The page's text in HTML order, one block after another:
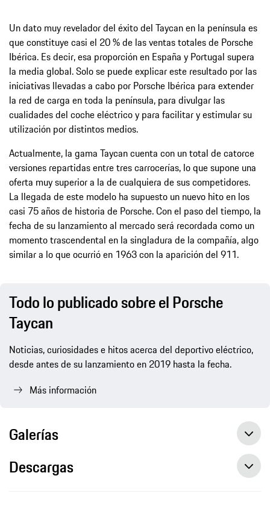
Un dato muy revelador del éxito del Taycan en la península es
que constituye casi el 20 % de las ventas totales de Porsche
Ibérica. Es decir, esa proporción en España y Portugal supera
la media global. Solo se puede explicar este resultado por las
iniciativas llevadas a cabo por Porsche Ibérica para extender
la red de carga en toda la península, para divulgar las
cualidades del coche eléctrico y para facilitar y estimular su
utilización por distintos medios.
Actualmente, la gama Taycan cuenta con un total de catorce
versiones repartidas entre tres carrocerías, lo que supone una
oferta muy superior a la de cualquiera de sus competidores.
La llegada de este modelo ha supuesto un nuevo hito en los
casi 75 años de historia de Porsche. Con el paso del tiempo, la
fecha de su lanzamiento al mercado será recordada como un
momento trascendental en la singladura de la compañía, algo
similar a lo que ocurrió en 1963 con la aparición del 911.
Todo lo publicado sobre el Porsche
Taycan
Noticias, curiosidades e hitos acerca del deportivo eléctrico,
desde antes de su lanzamiento en 2019 hasta la fecha.
Más información
Galerías
Descargas